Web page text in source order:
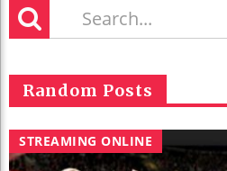
Random Posts
STREAMING ONLINE